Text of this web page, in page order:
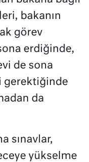
bakanın
görev
erdiğinde,
de sona
gerektiğinde
da
sınavlar,
yükselme